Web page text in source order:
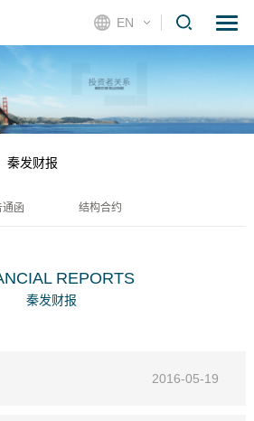
EN
秦发财报
通函 结构合约
REPORTS
秦发财报
2016-05-19